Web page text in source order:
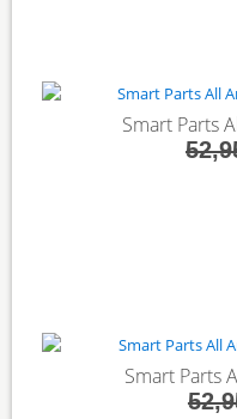
Smart Parts
Smart Parts